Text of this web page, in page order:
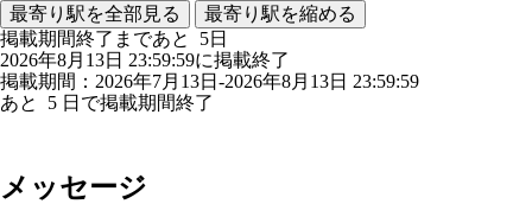
最寄り駅を全部見る
最寄り駅を縮める
掲載期間終了まであと 5日
2026年8月13日 23:59:59に掲載終了
掲載期間：2026年7月13日-2026年8月13日 23:59:59
あと 5 日で掲載期間終了
メッセージ